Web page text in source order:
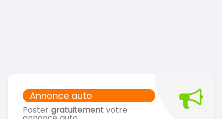
Annonce auto
Poster gratuitement votre